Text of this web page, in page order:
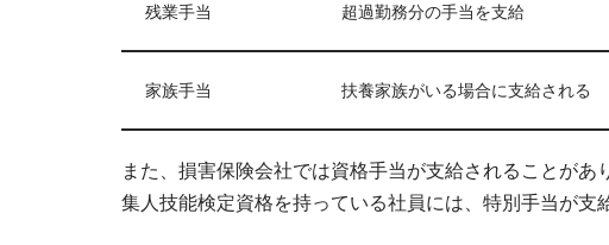
残業手当 超過勤務分の手当を支給
家族手当 扶養家族がいる場合に支給される
また、損害保険会社では資格手当が支給されることが
集人技能検定資格を持っている社員には、特別手当が支